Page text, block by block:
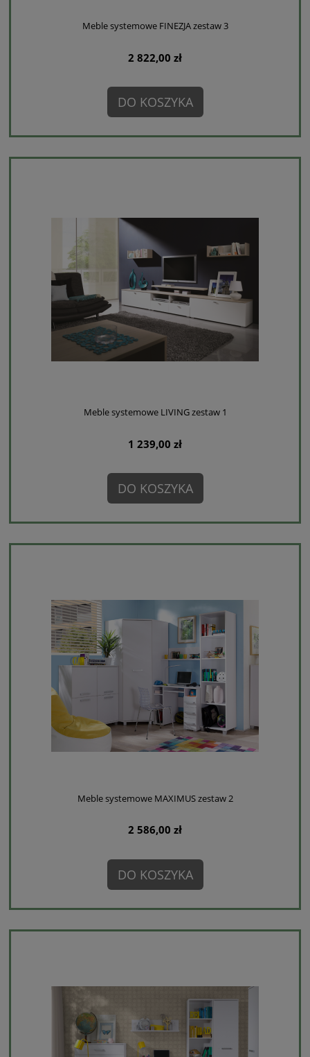
Meble systemowe FINEZJA zestaw 3
2 822,00 zł
DO KOSZYKA
Meble systemowe LIVING zestaw 1
1 239,00 zł
DO KOSZYKA
Meble systemowe MAXIMUS zestaw 2
2 586,00 zł
DO KOSZYKA